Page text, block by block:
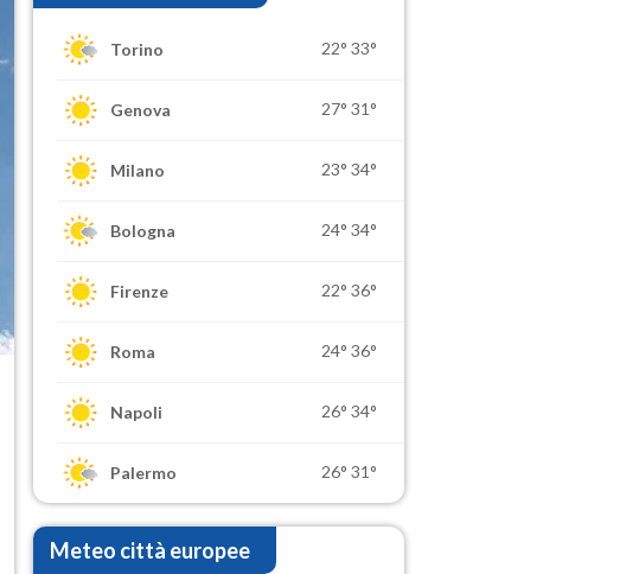
Torino 22° 33°
Genova 27° 31°
Milano 23° 34°
Bologna 24° 34°
Firenze 22° 36°
Roma 24° 36°
Napoli 26° 34°
Palermo 26° 31°
Meteo città europee